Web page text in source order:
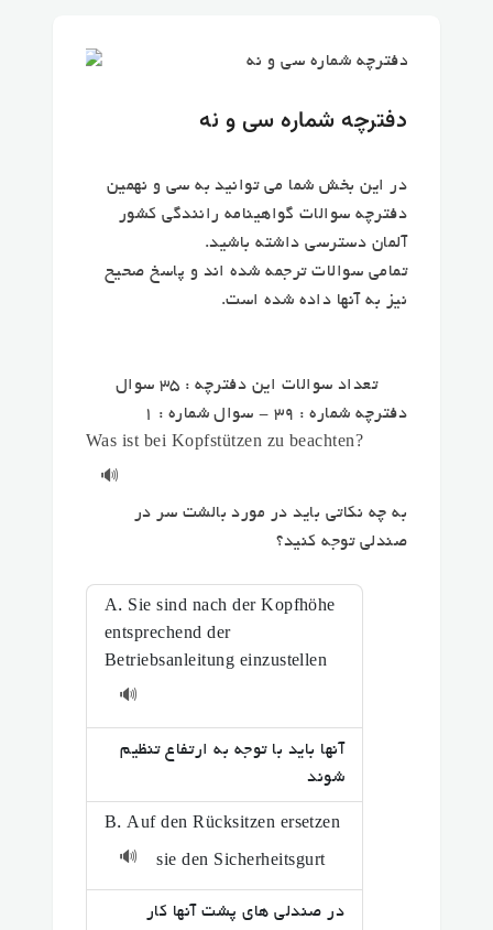
دفترچه شماره سی و نه
در این بخش شما می توانید به سی و نهمین
دفترچه سوالات گواهینامه رانندگی کشور
آلمان دسترسی داشته باشید.
تمامی سوالات ترجمه شده اند و پاسخ صحیح
نیز به آنها داده شده است.
تعداد سوالات این دفترچه : 35 سوال
دفترچه شماره : 39 - سوال شماره : 1
Was ist bei Kopfstützen zu beachten?
🔊
به چه نکاتی باید در مورد بالشت سر در
صندلی توجه کنید؟
A. Sie sind nach der Kopfhöhe
entsprechend der
Betriebsanleitung einzustellen
🔊
آنها باید با توجه به ارتفاع تنظیم
شوند
B. Auf den Rücksitzen ersetzen
sie den Sicherheitsgurt
🔊
در صندلی های پشت آنها کار